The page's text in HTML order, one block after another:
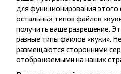
для функционирования этого
остальных типов файлов
получить ваше разрешение.
разные типы файлов «куки».
размещаются сторонними
отображаемыми на наших